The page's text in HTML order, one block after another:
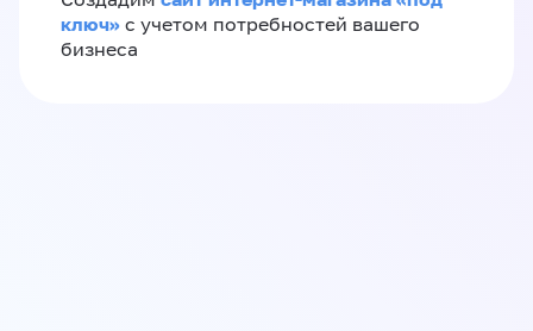
ключ» с учетом потребностей вашего
бизнеса